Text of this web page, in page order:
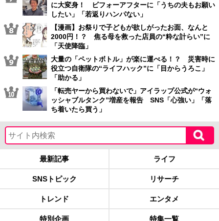
に大変身！ ビフォーアフターに「うちの夫もお願い
したい」「若返りハンパない」
【漫画】お祭りで子どもが欲しがったお面、なんと
2000円！？ 焦る母を救った店員の“粋な計らい”に
「天使降臨」
大量の「ペットボトル」が楽に運べる！？ 災害時に
役立つ自衛隊の“ライフハック”に「目からうろこ」
「助かる」
「転売ヤーから買わないで」アイラップ公式が“ウォ
ッシャブルタンク”増産を報告 SNS「心強い」「落
ち着いたら買う」
最新記事 ライフ
SNSトピック リサーチ
トレンド エンタメ
特別企画 特集一覧